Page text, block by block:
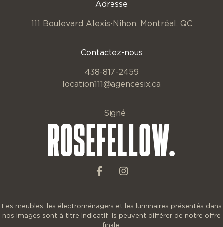
Adresse
111 Boulevard Alexis-Nihon, Montréal, QC
Contactez-nous
438-817-2459
location111@agencesix.ca
Signé
Les meubles, les électroménagers et les luminaires présentés dans
nos images sont à titre indicatif. Ils peuvent différer de notre offre
finale.